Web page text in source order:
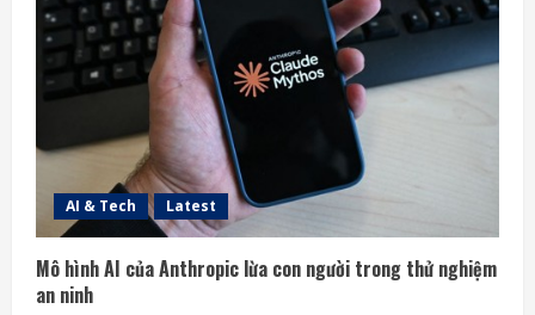
AI & Tech Latest
Mô hình AI của Anthropic lừa con người trong thử nghiệm
an ninh